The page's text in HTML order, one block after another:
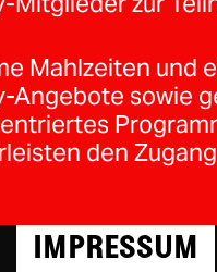
Mahlzeiten und
Angebote sowie
den
IMPRESSUM